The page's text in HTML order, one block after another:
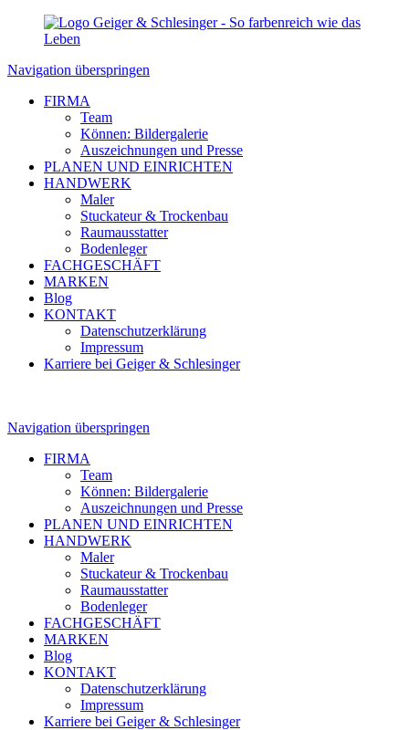
Navigation überspringen
FIRMA
Team
Können: Bildergalerie
Auszeichnungen und Presse
PLANEN UND EINRICHTEN
HANDWERK
Maler
Stuckateur & Trockenbau
Raumausstatter
Bodenleger
FACHGESCHÄFT
MARKEN
Blog
KONTAKT
Datenschutzerklärung
Impressum
Karriere bei Geiger & Schlesinger
Navigation überspringen
FIRMA
Team
Können: Bildergalerie
Auszeichnungen und Presse
PLANEN UND EINRICHTEN
HANDWERK
Maler
Stuckateur & Trockenbau
Raumausstatter
Bodenleger
FACHGESCHÄFT
MARKEN
Blog
KONTAKT
Datenschutzerklärung
Impressum
Karriere bei Geiger & Schlesinger